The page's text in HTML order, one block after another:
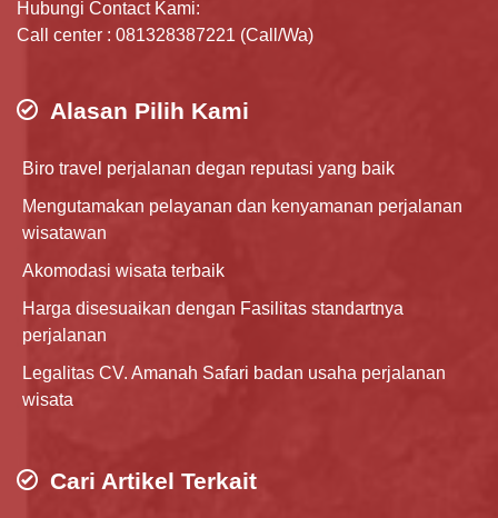
Hubungi Contact Kami:
Call center : 081328387221 (Call/Wa)
Alasan Pilih Kami
Biro travel perjalanan degan reputasi yang baik
Mengutamakan pelayanan dan kenyamanan perjalanan
wisatawan
Akomodasi wisata terbaik
Harga disesuaikan dengan Fasilitas standartnya
perjalanan
Legalitas CV. Amanah Safari badan usaha perjalanan
wisata
Cari Artikel Terkait